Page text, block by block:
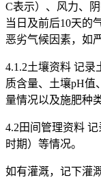
C表示）、风力、
当日及前后10天的
恶劣气候因素，如
4.1.2土壤资料 记
质含量、土壤pH值
量情况以及施肥种
4.2田间管理资料
时期）等情况。
如有灌溉，记下灌